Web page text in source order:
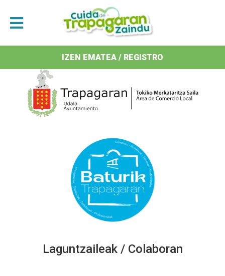
Antolatzaileak / Organizan
Laguntzaileak / Colaboran
IZEN EMATEA / REGISTRO